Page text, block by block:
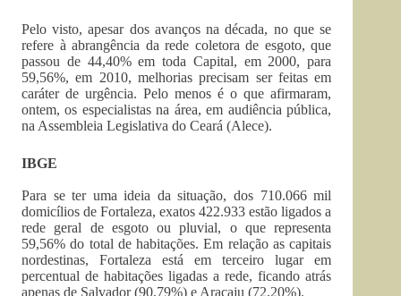
Pelo visto, apesar dos avanços na década, no que se
refere à abrangência da rede coletora de esgoto, que
passou de 44,40% em toda Capital, em 2000, para
59,56%, em 2010, melhorias precisam ser feitas em
caráter de urgência. Pelo menos é o que afirmaram,
ontem, os especialistas na área, em audiência pública,
na Assembleia Legislativa do Ceará (Alece).
IBGE
Para se ter uma ideia da situação, dos 710.066 mil
domicílios de Fortaleza, exatos 422.933 estão ligados a
rede geral de esgoto ou pluvial, o que representa
59,56% do total de habitações. Em relação as capitais
nordestinas, Fortaleza está em terceiro lugar em
percentual de habitações ligadas a rede, ficando atrás
apenas de Salvador (90,79%) e Aracaju (72,20%).